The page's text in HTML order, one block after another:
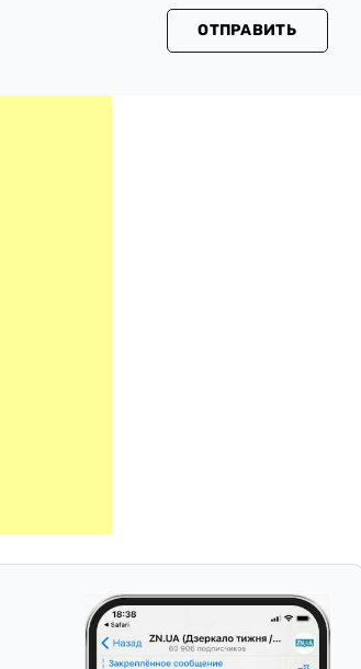
ОТПРАВИТЬ